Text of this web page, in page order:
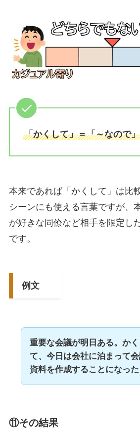
「かくして」＝「～なので
本来であれば「かくして」は比
シーンにも使える言葉ですが、
が好きな同僚など相手を限定し
です。
例文
重要な会議が明日ある。かく
て、今日は会社に泊まって
資料を作成することになった
⑪その結果